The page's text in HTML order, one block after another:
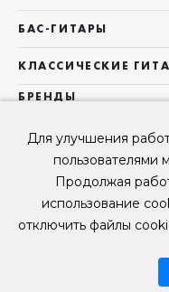
Для улучшения
пользователями
Продолжая
использование
отключить файлы
Telecaster
Les Paul
Superstrat
Фолки (ОМ, 000, 00)
Гранд Аудиториум
Б/У, уцененные гитары
БАС-ГИТАРЫ
Precision Bass
Б/У, уцененные гитары
КЛАССИЧЕСКИЕ
Все классические гитары
Б/У, уцененные гитары
БРЕНДЫ
Sigma Guitars
Enya Guitars
Fender
Gibson
Контакты
Мы в Telegram
Мы в ВК
Мы в YouTube